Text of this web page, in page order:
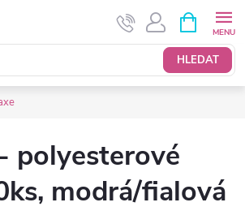
HLEDAT
NÁKUPNÍ
KOŠÍK
polyesterové
modrá/fialová